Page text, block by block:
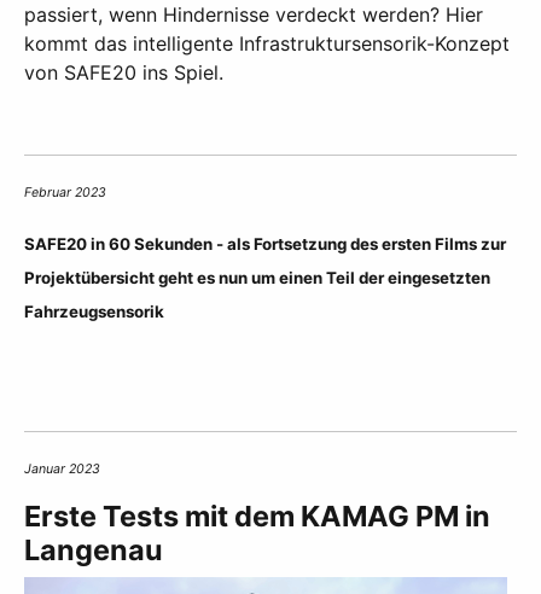
passiert, wenn Hindernisse verdeckt werden? Hier
kommt das intelligente Infrastruktursensorik-Konzept
von SAFE20 ins Spiel.
Februar 2023
SAFE20 in 60 Sekunden - als Fortsetzung des ersten Films zur
Projektübersicht geht es nun um einen Teil der eingesetzten
Fahrzeugsensorik
Januar 2023
Erste Tests mit dem KAMAG PM in
Langenau